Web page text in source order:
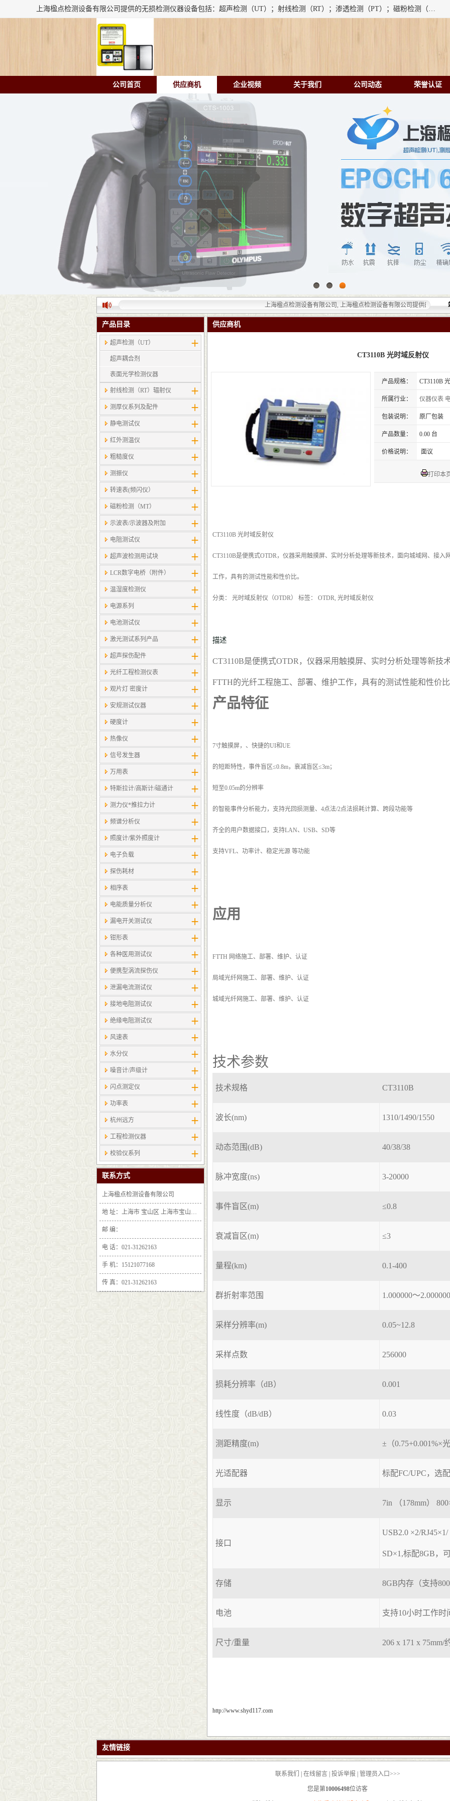
上海楹点检测设备有限公司提供的无损检测仪器设备包括：超声检测（UT）；射线检测（RT）；渗透检测（PT）；磁粉检测（MT）；涡流检测（ET）；化学用品（CH）、超声波相控阵、超声波测厚仪、超声导波、超声TOFD探伤仪、超声波探头、涡流探伤仪、涡流探头、涡流阵列、磁粉探伤机。代理以下品牌：汕超、美国GE(德国KK）、奥林巴斯（Olympus NDT）、美国磁通（Magnaflux）、DAKOTA等；
公司首页 供应商机 企业视频 关于我们 公司动态 荣誉认证
上海楹点检测设备有限公司, 上海楹点检测设备有限公司提供的无损检测
产品目录
超声检测（UT）
超声耦合剂
表面光学检测仪器
射线检测（RT）辐射仪
测厚仪系列及配件
静电测试仪
红外测温仪
粗糙度仪
测振仪
转速表(频闪仪）
磁粉检测（MT）
示波表/示波器及附加
电阻测试仪
超声波检测用试块
LCR数字电桥（附件）
温湿度检测仪
电源系列
电池测试仪
激光测试系列产品
超声探伤配件
光纤工程检测仪表
观片灯 密度计
安规测试仪器
硬度计
热像仪
信号发生器
万用表
特斯拉计/高斯计​/磁通计
测力仪*推拉力计
频谱分析仪
照度计/紫外照度计
电子负载
探伤耗材
相序表
电能质量分析仪
漏电开关测试仪
钳形表
各种医用测试仪
便携型涡流探伤仪
泄漏电流测试仪
接地电阻测试仪
绝缘电阻测试仪
风速表
水分仪
噪音计/声级计
闪点测定仪
功率表
杭州远方
工程检测仪器
校验仪系列
联系方式
上海楹点检测设备有限公司
地 址：上海市 宝山区 上海市宝山区沪太路6397号1-2层F25区1011室
邮 编：
电 话：021-31262163
手 机：15121077168
传 真：021-31262163
供应商机
CT3110B 光时域反射仪
产品规格： CT3110B
所属行业： 仪器仪表
包装说明： 原厂包装
产品数量： 0.00 台
价格说明： 面议
打印本
CT3110B 光时域反射仪
CT3110B是便携式OTDR，仪器采用触摸屏、实时分析处理等新技术，面向城域网、接入
工作，具有的测试性能和性价比。
分类： 光时域反射仪（OTDR） 标签： OTDR, 光时域反射仪
描述
CT3110B是便携式OTDR，仪器采用触摸屏、实时分析处理等新技
FTTH的光纤工程施工、部署、维护工作，具有的测试性能和性价
产品特征
7寸触摸屏，、快捷的UI和UE
的短距特性，事件盲区≤0.8m，衰减盲区≤3m；
短至0.05m的分辨率
的智能事件分析能力，支持光回损测量、4点法/2点法损耗计算、跨段功能等
齐全的用户数据接口，支持LAN、USB、SD等
支持VFL、功率计、稳定光源 等功能
应用
FTTH 网络施工、部署、维护、认证
局域光纤网施工、部署、维护、认证
城域光纤网施工、部署、维护、认证
技术参数
技术规格 CT3110B
波长(nm) 1310/1490/1550
动态范围(dB) 40/38/38
脉冲宽度(ns) 3-20000
事件盲区(m) ≤0.8
衰减盲区(m) ≤3
量程(km) 0.1-400
群折射率范围 1.000000～
采样分辨率(m) 0.05~12.8
采样点数 256000
损耗分辨率（dB） 0.001
线性度（dB/dB） 0.03
测距精度(m) ±（0.75+0.001%×
光适配器 标配FC/UPC，选
显示 7in （178mm）
接口
USB2.0 ×2/
SD×1,标配8GB，
存储 8GB内存（支持
电池 支持10小时工作时
尺寸/重量 206 x 171 x 75mm/
http://www.shyd117.com
友情链接
联系我们 在线留言| 投诉举报 管理员入口>>>
您是第10006498位访客